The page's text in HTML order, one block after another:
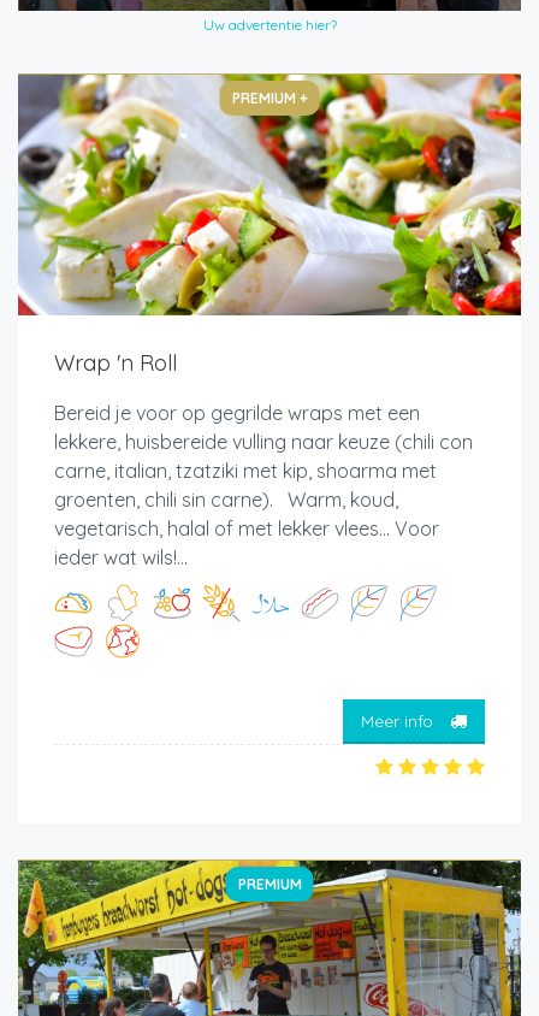
Uw advertentie hier?
PREMIUM +
Wrap 'n Roll
Bereid je voor op gegrilde wraps met een
lekkere, huisbereide vulling naar keuze (chili con
carne, italian, tzatziki met kip, shoarma met
groenten, chili sin carne). Warm, koud,
vegetarisch, halal of met lekker vlees... Voor
ieder wat wils!...
Meer info
PREMIUM